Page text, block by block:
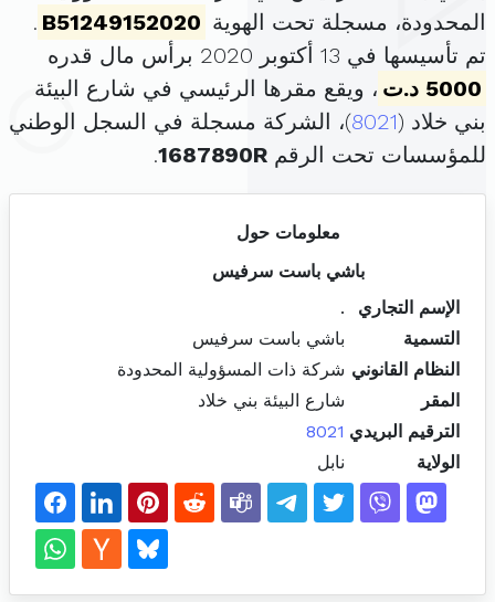
المحدودة، مسجلة تحت الهوية B51249152020
.
تم تأسيسها في 13 أكتوبر 2020 برأس مال قدره
5000 د.ت
، ويقع مقرها الرئيسي في شارع البيئة
بني خلاد (8021)، الشركة مسجلة في السجل الوطني
للمؤسسات تحت الرقم 1687890R
.
معلومات حول
باشي باست سرفيس
الإسم التجاري
.
التسمية
باشي باست سرفيس
النظام القانوني شركة ذات المسؤولية المحدودة
المقر
شارع البيئة بني خلاد
الترقيم البريدي 8021
الولاية
نابل